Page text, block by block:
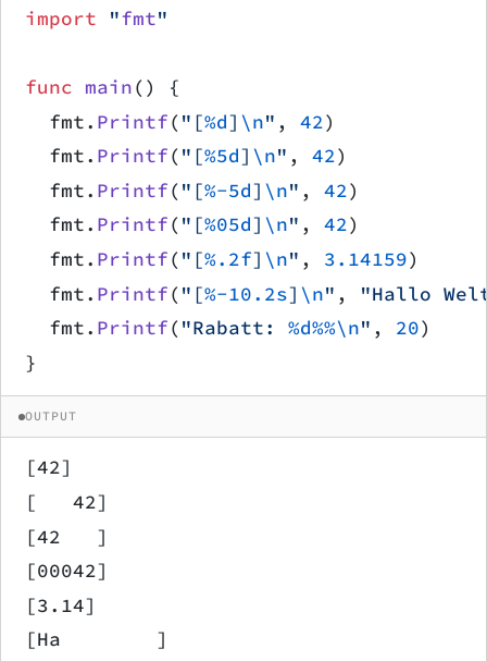
import "fmt"
func main() {
	fmt.
Printf( "[%d] \n" , 42)
	fmt.
Printf( "[%5d] \n" , 42)
	fmt.
Printf( "[%-5d] \n" , 42)
	fmt.
Printf( "[%05d] \n" , 42)
	fmt.
Printf( "[%.2f] \n" , 3.14159)
	fmt.
Printf( "[%-10.2s] \n" , "Hallo
	fmt.
Printf( "Rabatt: %d%%\n" , 20)
}
OUTPUT
[42]
[   42]
[42   ]
[00042]
[3.14]
[Ha        ]